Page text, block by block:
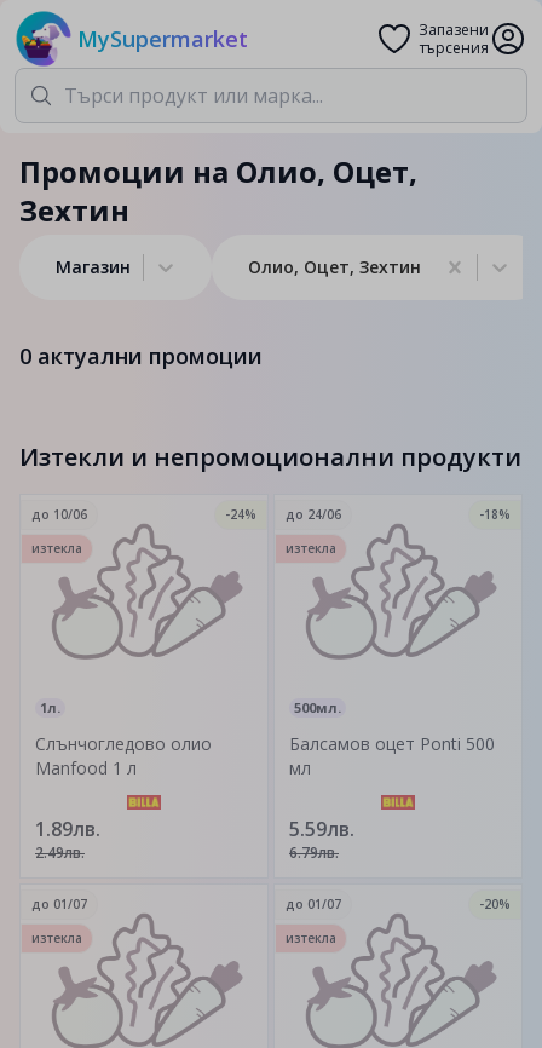
MySupermarket
Запазени
търсения
Промоции на Олио, Оцет,
Зехтин
Магазин Олио, Оцет, Зехтин
0 актуални промоции
Изтекли и непромоционални продукти
1л.
Слънчогледово олио
Manfood 1 л
1.89лв.
2.49лв.
до 10/06
-24%
изтекла
500мл.
Балсамов оцет Ponti 500
мл
5.59лв.
6.79лв.
до 24/06
-18%
изтекла
до 01/07
изтекла
до 01/07
-20%
изтекла